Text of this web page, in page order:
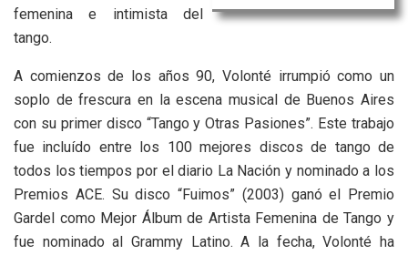
femenina e intimista del
tango.
A comienzos de los años 90, Volonté irrumpió como un
soplo de frescura en la escena musical de Buenos Aires
con su primer disco “Tango y Otras Pasiones”. Este trabajo
fue incluído entre los 100 mejores discos de tango de
todos los tiempos por el diario La Nación y nominado a los
Premios ACE. Su disco “Fuimos” (2003) ganó el Premio
Gardel como Mejor Álbum de Artista Femenina de Tango y
fue nominado al Grammy Latino. A la fecha, Volonté ha